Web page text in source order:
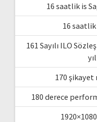
16 saatlik is
16
161 Sayılı ILO
170 şikayet
180 derece